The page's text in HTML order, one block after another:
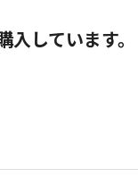
しています。